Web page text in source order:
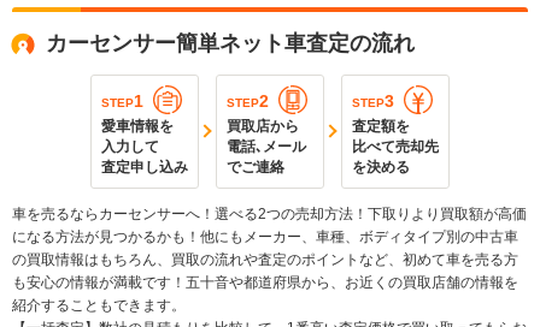
カーセンサー簡単ネット車査定の流れ
STEP1
愛車情報を
入力して
査定申し込み
STEP2
買取店から
電話､メール
でご連絡
STEP3
査定額を
比べて売却先
を決める
車を売るならカーセンサーへ！選べる2つの売却方法！下取りより買取額が高価
になる方法が見つかるかも！他にもメーカー、車種、ボディタイプ別の中古車
の買取情報はもちろん、買取の流れや査定のポイントなど、初めて車を売る方
も安心の情報が満載です！五十音や都道府県から、お近くの買取店舗の情報を
紹介することもできます。